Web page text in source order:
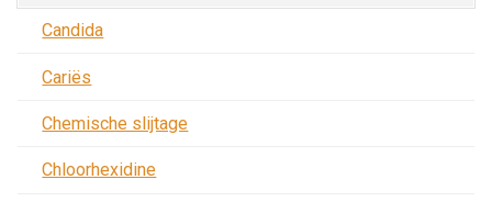
Candida
Cariës
Chemische slijtage
Chloorhexidine